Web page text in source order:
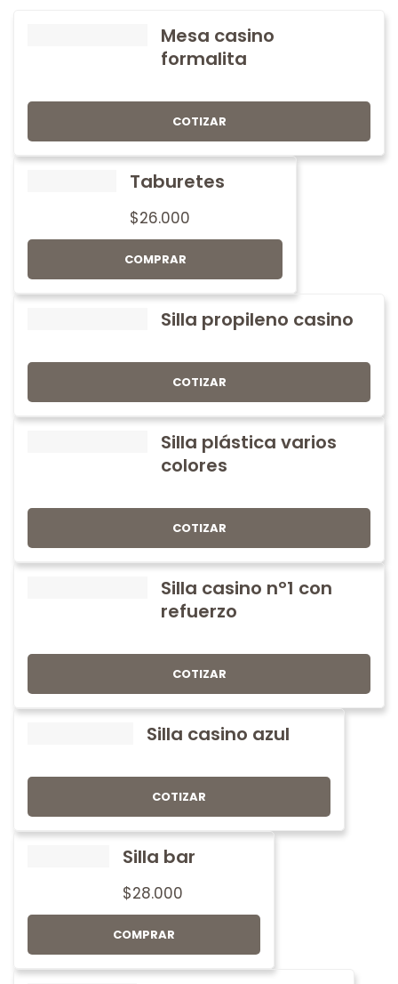
Mesa casino
formalita
COTIZAR
Taburetes
$26.000
COMPRAR
Silla propileno casino
COTIZAR
Silla plástica varios
colores
COTIZAR
Silla casino nº1 con
refuerzo
COTIZAR
Silla casino azul
COTIZAR
Silla bar
$28.000
COMPRAR